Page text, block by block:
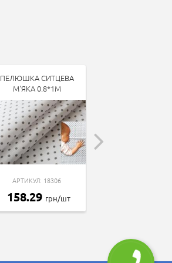
ПЕЛЮШКА СИТЦЕВА
М'ЯКА 0.8*1М
АРТИКУЛ: 18306
158.29 грн/шт